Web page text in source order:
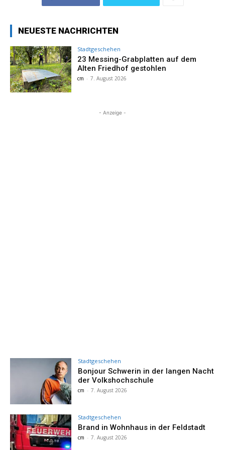
NEUESTE NACHRICHTEN
Stadtgeschehen
23 Messing-Grabplatten auf dem
Alten Friedhof gestohlen
cm - 7. August 2026
- Anzeige -
Stadtgeschehen
Bonjour Schwerin in der langen Nacht
der Volkshochschule
cm - 7. August 2026
Stadtgeschehen
Brand in Wohnhaus in der Feldstadt
cm - 7. August 2026